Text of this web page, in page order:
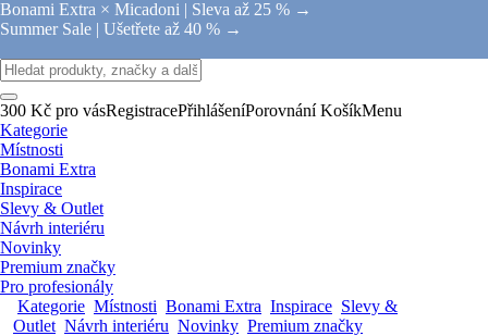
Bonami Extra × Micadoni | Sleva až 25 % →
Summer Sale | Ušetřete až 40 % →
300 Kč pro vásRegistracePřihlášeníPorovnání KošíkMenu
Kategorie
Místnosti
Bonami Extra
Inspirace
Slevy & Outlet
Návrh interiéru
Novinky
Premium značky
Pro profesionály
Kategorie Místnosti Bonami Extra Inspirace Slevy &
Outlet Návrh interiéru Novinky Premium značky